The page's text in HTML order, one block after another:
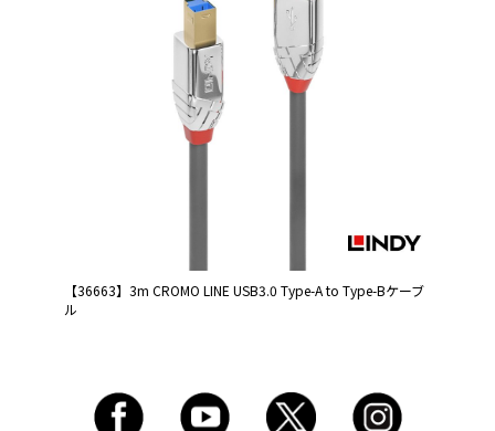
【36663】3m CROMO LINE USB3.0 Type-A to Type-Bケーブ
ル